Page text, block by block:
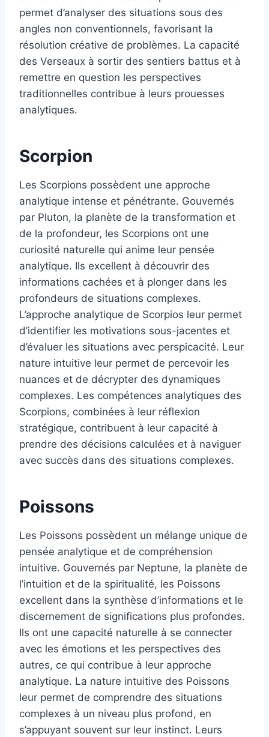
permet d’analyser des situations sous des
angles non conventionnels, favorisant la
résolution créative de problèmes. La capacité
des Verseaux à sortir des sentiers battus et à
remettre en question les perspectives
traditionnelles contribue à leurs prouesses
analytiques.
Scorpion
Les Scorpions possèdent une approche
analytique intense et pénétrante. Gouvernés
par Pluton, la planète de la transformation et
de la profondeur, les Scorpions ont une
curiosité naturelle qui anime leur pensée
analytique. Ils excellent à découvrir des
informations cachées et à plonger dans les
profondeurs de situations complexes.
L’approche analytique de Scorpios leur permet
d’identifier les motivations sous-jacentes et
d’évaluer les situations avec perspicacité. Leur
nature intuitive leur permet de percevoir les
nuances et de décrypter des dynamiques
complexes. Les compétences analytiques des
Scorpions, combinées à leur réflexion
stratégique, contribuent à leur capacité à
prendre des décisions calculées et à naviguer
avec succès dans des situations complexes.
Poissons
Les Poissons possèdent un mélange unique de
pensée analytique et de compréhension
intuitive. Gouvernés par Neptune, la planète de
l’intuition et de la spiritualité, les Poissons
excellent dans la synthèse d’informations et le
discernement de significations plus profondes.
Ils ont une capacité naturelle à se connecter
avec les émotions et les perspectives des
autres, ce qui contribue à leur approche
analytique. La nature intuitive des Poissons
leur permet de comprendre des situations
complexes à un niveau plus profond, en
s’appuyant souvent sur leur instinct. Leurs